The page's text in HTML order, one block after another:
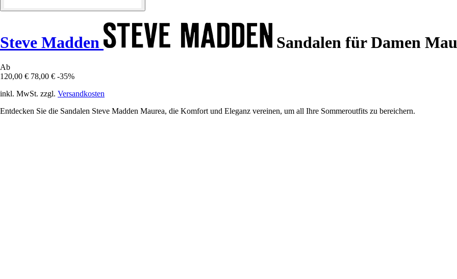
Steve Madden Sandalen für Damen
Ab
120,00 € 78,00 € -35%
inkl. MwSt. zzgl. Versandkosten
Entdecken Sie die Sandalen Steve Madden Maurea, die Komfort und Eleganz vereinen, um all Ihre Sommeroutfits zu bereichern.